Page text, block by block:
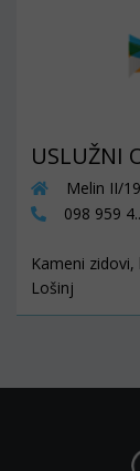
USLUŽNI
Melin II/
098 959
Kameni
Lošinj